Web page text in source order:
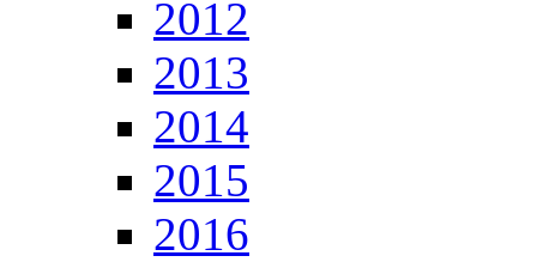
2012
2013
2014
2015
2016